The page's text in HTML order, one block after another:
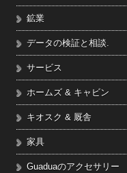
鉱業
データの検証と相談.
サービス
ホームズ & キャビン
キオスク & 厩舎
家具
Guaduaのアクセサリー